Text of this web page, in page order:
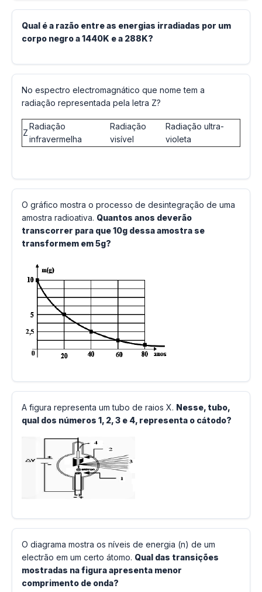
Qual é a razão entre as energias irradiadas por um
corpo negro a 1440K e a 288K?
No espectro electromagnático que nome tem a
radiação representada pela letra Z?
Z
Radiação
infravermelha
Radiação
visível
Radiação ultra-
violeta
O gráfico mostra o processo de desintegração de uma
amostra radioativa. Quantos anos deverão
transcorrer para que 10g dessa amostra se
transformem em 5g?
A figura representa um tubo de raios X. Nesse, tubo,
qual dos números 1, 2, 3 e 4, representa o cátodo?
O diagrama mostra os níveis de energia (n) de um
electrão em um certo átomo. Qual das transições
mostradas na figura apresenta menor
comprimento de onda?